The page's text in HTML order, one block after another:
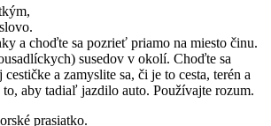
a choďte sa pozrieť priamo na miesto činu.
susedov v okolí. Choďte sa
a zamyslite sa, či je to cesta, terén a
to, aby tadiaľ jazdilo auto. Používajte rozum.
prasiatko.